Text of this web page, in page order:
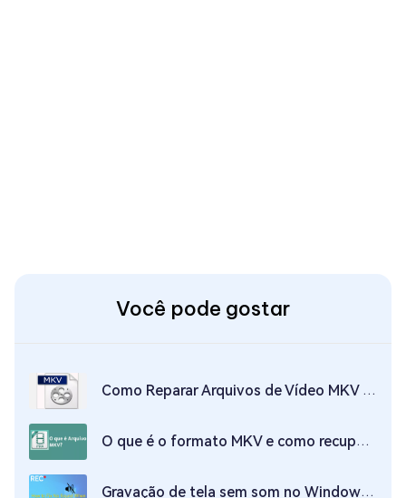
Você pode gostar
Como Reparar Arquivos de Vídeo MKV Corrompidos?
O que é o formato MKV e como recuperar arquivo MKV corrompido?
Gravação de tela sem som no Windows 10: como consertar?